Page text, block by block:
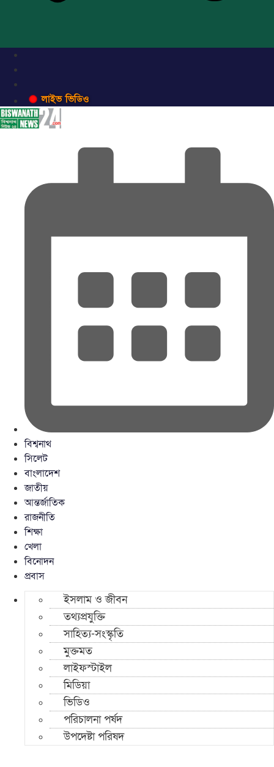
লাইভ ভিডিও
বিশ্বনাথ
সিলেট
বাংলাদেশ
জাতীয়
আন্তর্জাতিক
রাজনীতি
শিক্ষা
খেলা
বিনোদন
প্রবাস
ইসলাম ও জীবন
তথ্যপ্রযুক্তি
সাহিত্য-সংস্কৃতি
মুক্তমত
লাইফস্টাইল
মিডিয়া
ভিডিও
পরিচালনা পর্ষদ
উপদেষ্টা পরিষদ